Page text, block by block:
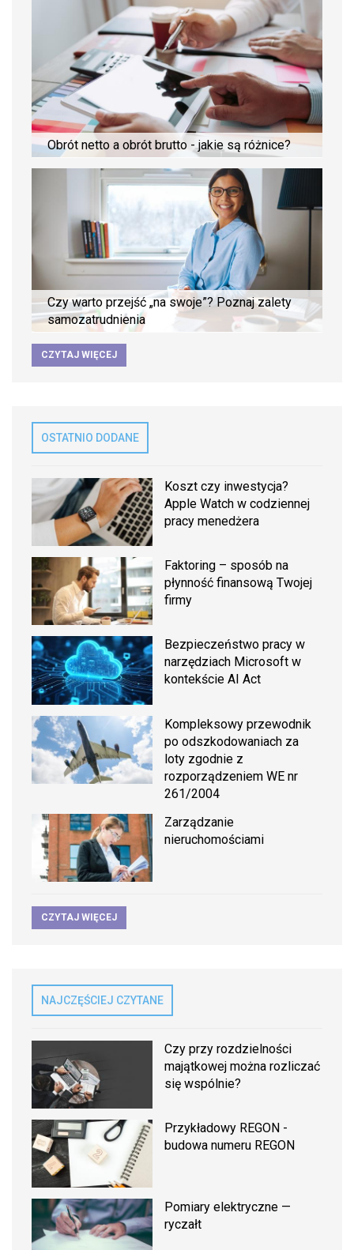
Obrót netto a obrót brutto - jakie są różnice?
Czy warto przejść „na swoje”? Poznaj zalety
samozatrudnienia
CZYTAJ WIĘCEJ
OSTATNIO DODANE
Koszt czy inwestycja?
Apple Watch w codziennej
pracy menedżera
Faktoring – sposób na
płynność finansową Twojej
firmy
Bezpieczeństwo pracy w
narzędziach Microsoft w
kontekście AI Act
Kompleksowy przewodnik
po odszkodowaniach za
loty zgodnie z
rozporządzeniem WE nr
261/2004
Zarządzanie
nieruchomościami
CZYTAJ WIĘCEJ
NAJCZĘŚCIEJ CZYTANE
Czy przy rozdzielności
majątkowej można rozliczać
się wspólnie?
Przykładowy REGON -
budowa numeru REGON
Pomiary elektryczne —
ryczałt